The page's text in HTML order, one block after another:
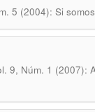
5 (2004): Si
9, Núm. 1 (2007):